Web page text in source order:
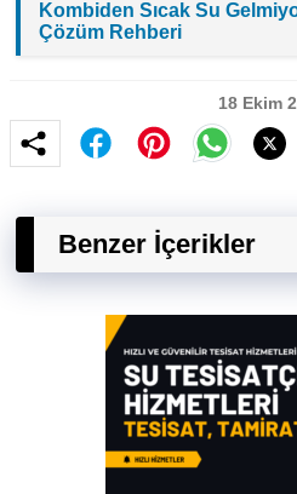
Kombiden Sıcak Su
Çözüm Rehberi
18 Ekim
Benzer İçerikler